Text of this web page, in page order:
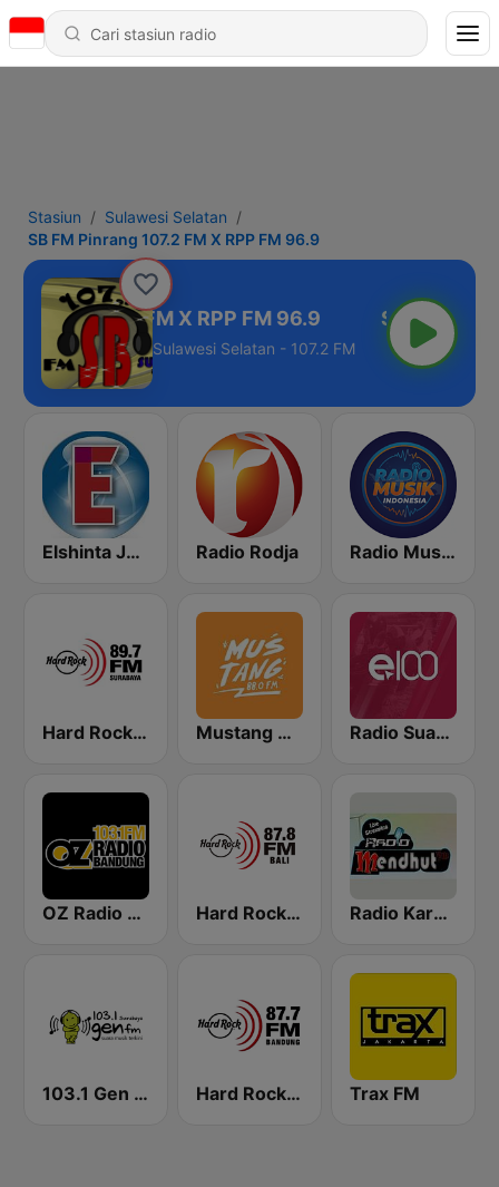
Stasiun
Sulawesi Selatan
SB FM Pinrang 107.2 FM X RPP FM 96.9
107.2 FM X RPP FM 96.9
Sulawesi Selatan - 107.2 FM
Elshinta Jakarta Radio Rodja Radio Music Indonesia
Hard Rock FM 89.7 - Surabaya Mustang 88 FM Radio Suara Surabaya
OZ Radio Bandung Hard Rock FM 87.8 - Bali Radio Karanganyar Mendhut FM 87.9
103.1 Gen FM Surabaya Hard Rock FM 87.7 - Bandung Trax FM